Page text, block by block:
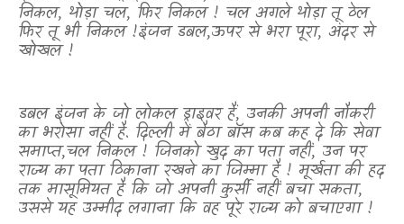
निकल, थोड़ा चल, फिर निकल ! चल अगले थोड़ा तू ठेल
फिर तू भी निकल !इंजन डबल,ऊपर से भरा पूरा, अंदर से
खोखल !
डबल इंजन के जो लोकल ड्राइवर हैं, उनकी अपनी नौकरी
का भरोसा नहीं है. दिल्ली में बैठा बॉस कब कह दे कि सेवा
समाप्त,चल निकल ! जिनको खुद का पता नहीं, उन पर
राज्य का पता ठिकाना रखने का जिम्मा है ! मूर्खता की हद
तक मासूमियत है कि जो अपनी कुर्सी नहीं बचा सकता,
उससे यह उम्मीद लगाना कि वह पूरे राज्य को बचाएगा !